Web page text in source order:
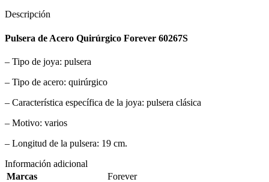
Descripción
Pulsera de Acero Quirúrgico Forever 60267S
– Tipo de joya: pulsera
– Tipo de acero: quirúrgico
– Característica específica de la joya: pulsera clásica
– Motivo: varios
– Longitud de la pulsera: 19 cm.
Información adicional
Marcas
Forever